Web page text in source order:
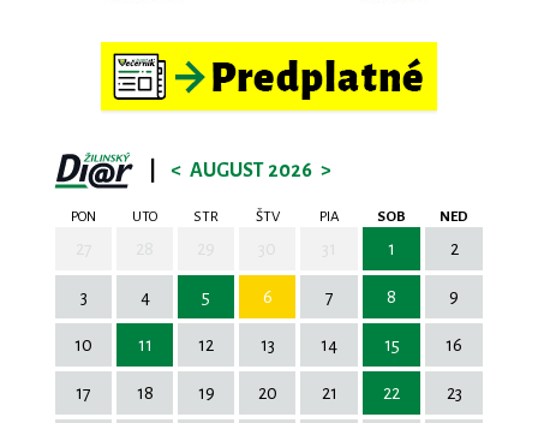
< AUGUST 2026 >
PON UTO STR ŠTV PIA SOB NED
1 2
3 4 5 6 7 8 9
10 11 12 13 14 15 16
17 18 19 20 21 22 23